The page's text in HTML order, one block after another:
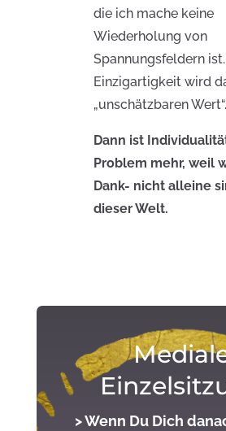
die ich mache keine
Wiederholung von
Spannungsfeldern
Einzigartigkeit wird
„unschätzbaren Wert“.
Dann ist
Problem mehr, weil
Dank- nicht alleine
dieser Welt.
> Wenn Du Dich